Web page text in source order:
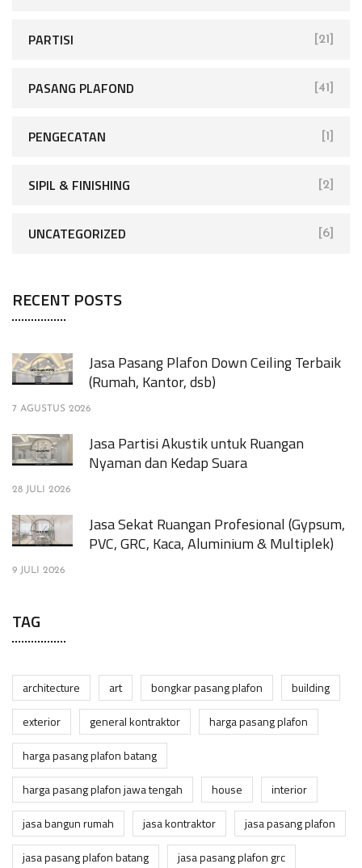
PARTISI [21]
PASANG PLAFOND [41]
PENGECATAN [1]
SIPIL & FINISHING [2]
UNCATEGORIZED [6]
RECENT POSTS
Jasa Pasang Plafon Down Ceiling Terbaik
(Rumah, Kantor, dsb)
7 AGUSTUS 2026
Jasa Partisi Akustik untuk Ruangan
Nyaman dan Kedap Suara
28 JULI 2026
Jasa Sekat Ruangan Profesional (Gypsum,
PVC, GRC, Kaca, Aluminium & Multiplek)
9 JULI 2026
TAG
architecture art bongkar pasang plafon
building
exterior
general kontraktor
harga pasang plafon
harga pasang plafon batang
harga pasang plafon jawa tengah
house
interior
jasa bangun rumah
jasa kontraktor
jasa pasang plafon
jasa pasang plafon batang
jasa pasang plafon grc